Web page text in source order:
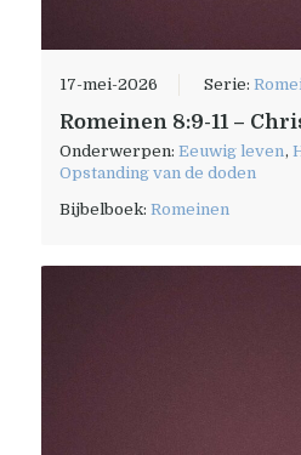
17-mei-2026 Serie:
Romeinen 8:9-11 –
Onderwerpen:Eeuwig leven ,
Opstanding van de doden
Bijbelboek:Romeinen